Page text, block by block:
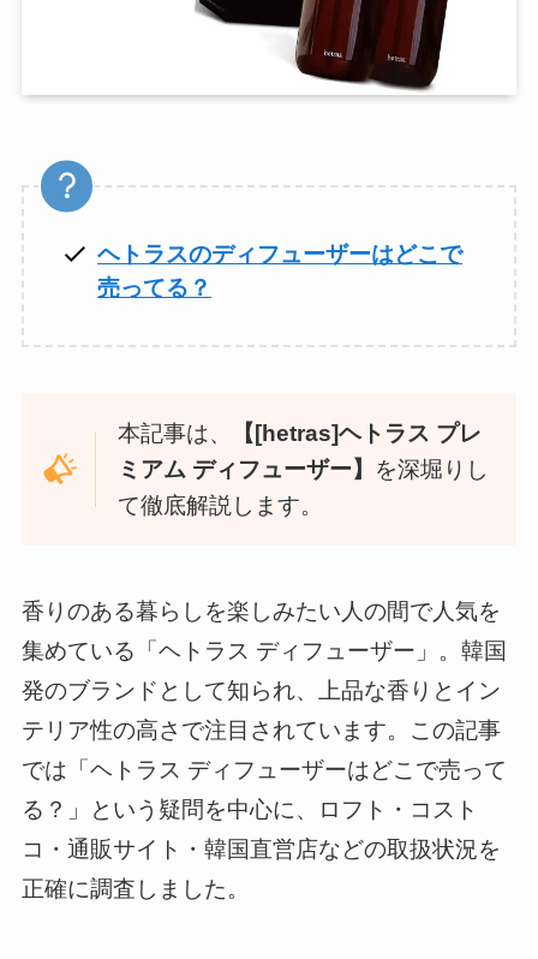
ヘトラスのディフューザーはどこで
売ってる？
本記事は、
【[hetras]ヘトラス プレ
ミアム ディフューザー】
を深堀りし
て徹底解説します。
香りのある暮らしを楽しみたい人の間で人気を
集めている「ヘトラス ディフューザー」。韓国
発のブランドとして知られ、上品な香りとイン
テリア性の高さで注目されています。この記事
では「ヘトラス ディフューザーはどこで売って
る？」という疑問を中心に、ロフト・コスト
コ・通販サイト・韓国直営店などの取扱状況を
正確に調査しました。